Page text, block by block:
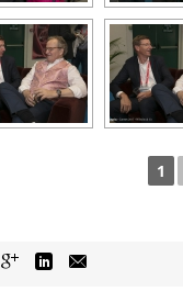
1